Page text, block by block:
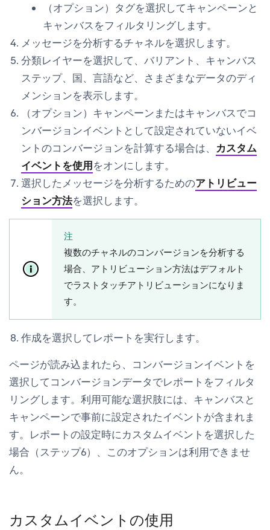
（オプション）タグを選択してキャンペーンと
キャンバスをフィルタリングします。
メッセージを分析するチャネルを選択します。
分類レイヤーを選択して、バリアント、キャンバス
ステップ、国、言語など、さまざまなデータのディ
メンションを表示します。
（オプション）キャンペーンまたはキャンバスでコ
ンバージョンイベントとして設定されていないイベ
ントのコンバージョンを計算する場合は、 カスタム
イベントを使用をオンにします。
選択したメッセージを分析するためのアトリビュー
ション方法を選択します。
注
複数のチャネルのコンバージョンを分析する
場合、 アトリビューション方法はデフォルト
でラストタッチアトリビューションになりま
す。
作成を選択してレポートを実行します。
ページが読み込まれたら、 コンバージョンイベント を
選択してコンバージョンデータでレポートをフィルタ
リングします。利用可能な選択肢には、キャンバスと
キャンペーンで事前に設定されたイベントが含まれま
す。レポートの設定時にカスタムイベントを選択した
場合（ステップ6）、このオプションは利用できませ
ん。
カスタムイベントの使用